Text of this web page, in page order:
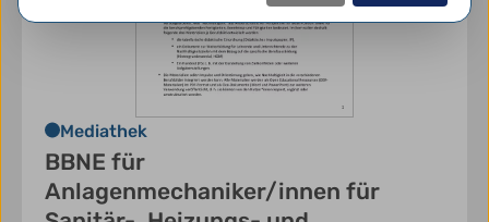
Mediathek
BBNE für
Anlagenmechaniker/innen für